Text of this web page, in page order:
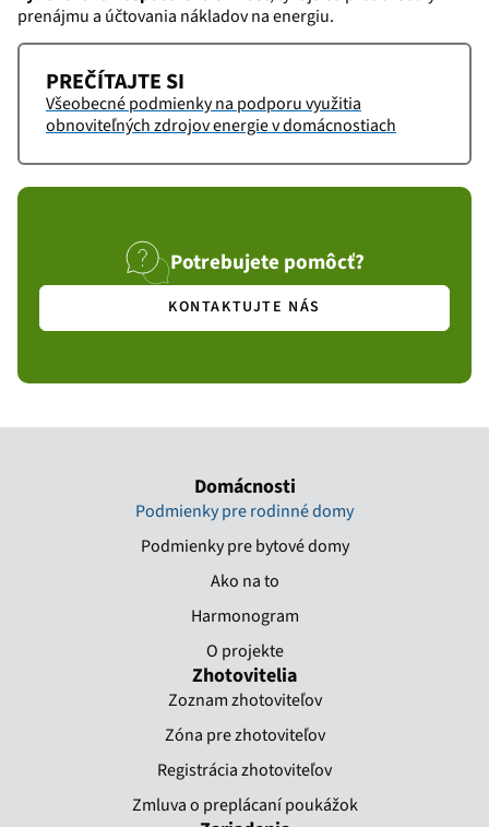
prenájmu a účtovania nákladov na energiu.
PREČÍTAJTE SI
Všeobecné podmienky na podporu využitia
obnoviteľných zdrojov energie v domácnostiach
Potrebujete pomôcť?
KONTAKTUJTE NÁS
Domácnosti
Podmienky pre rodinné domy
Podmienky pre bytové domy
Ako na to
Harmonogram
O projekte
Zhotovitelia
Zoznam zhotoviteľov
Zóna pre zhotoviteľov
Registrácia zhotoviteľov
Zmluva o preplácaní poukážok​